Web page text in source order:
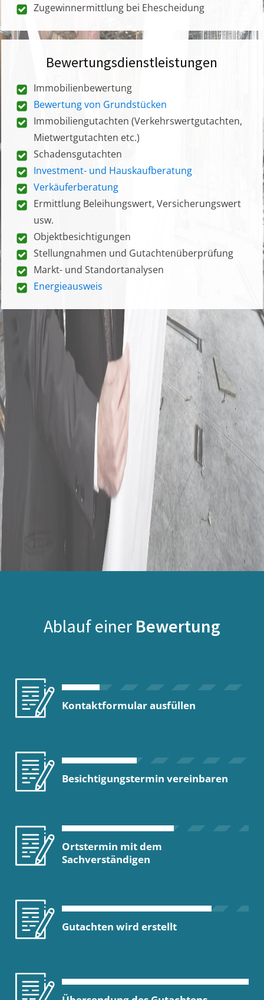
Zugewinnermittlung bei Ehescheidung
Bewertungsdienstleistungen
Immobilienbewertung
Bewertung von Grundstücken
Immobiliengutachten (Verkehrswertgutachten,
Mietwertgutachten etc.)
Schadensgutachten
Investment- und Hauskaufberatung
Verkäuferberatung
Ermittlung Beleihungswert, Versicherungswert
usw.
Objektbesichtigungen
Stellungnahmen und Gutachtenüberprüfung
Markt- und Standortanalysen
Energieausweis
Ablauf einer Bewertung
Kontaktformular ausfüllen
Besichtigungstermin vereinbaren
Ortstermin mit dem
Sachverständigen
Gutachten wird erstellt